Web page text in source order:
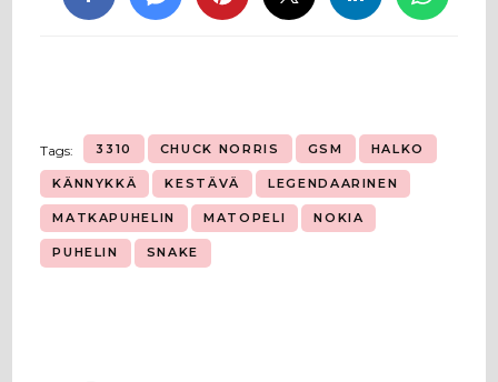
Tags: 3310 CHUCK NORRIS GSM HALKO
KÄNNYKKÄ KESTÄVÄ LEGENDAARINEN
MATKAPUHELIN MATOPELI NOKIA
PUHELIN SNAKE